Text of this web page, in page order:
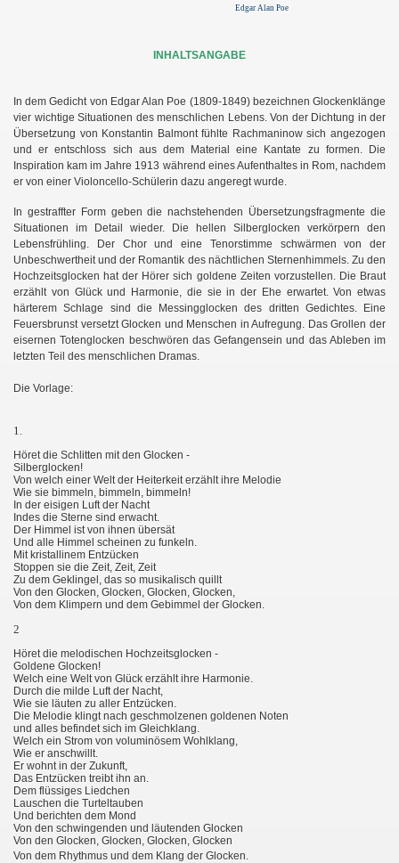
Edgar Alan Poe
INHALTSANGABE
In dem Gedicht von Edgar Alan Poe (1809-1849) bezeichnen Glockenklänge
vier wichtige Situationen des menschlichen Lebens. Von der Dichtung in der
Übersetzung von Konstantin Balmont fühlte Rachmaninow sich angezogen
und er entschloss sich aus dem Material eine Kantate zu formen. Die
Inspiration kam im Jahre 1913 während eines Aufenthaltes in Rom, nachdem
er von einer Violoncello-Schülerin dazu angeregt wurde.
In gestraffter Form geben die nachstehenden Übersetzungsfragmente die
Situationen im Detail wieder. Die hellen Silberglocken verkörpern den
Lebensfrühling. Der Chor und eine Tenorstimme schwärmen von der
Unbeschwertheit und der Romantik des nächtlichen Sternenhimmels. Zu den
Hochzeitsglocken hat der Hörer sich goldene Zeiten vorzustellen. Die Braut
erzählt von Glück und Harmonie, die sie in der Ehe erwartet. Von etwas
härterem Schlage sind die Messingglocken des dritten Gedichtes. Eine
Feuersbrunst versetzt Glocken und Menschen in Aufregung. Das Grollen der
eisernen Totenglocken beschwören das Gefangensein und das Ableben im
letzten Teil des menschlichen Dramas.
Die Vorlage:
1.
Höret die Schlitten mit den Glocken -
Silberglocken!
Von welch einer Welt der Heiterkeit erzählt ihre Melodie
Wie sie bimmeln, bimmeln, bimmeln!
In der eisigen Luft der Nacht
Indes die Sterne sind erwacht.
Der Himmel ist von ihnen übersät
Und alle Himmel scheinen zu funkeln.
Mit kristallinem Entzücken
Stoppen sie die Zeit, Zeit, Zeit
Zu dem Geklingel, das so musikalisch quillt
Von den Glocken, Glocken, Glocken, Glocken,
Von dem Klimpern und dem Gebimmel der Glocken.
2
Höret die melodischen Hochzeitsglocken -
Goldene Glocken!
Welch eine Welt von Glück erzählt ihre Harmonie.
Durch die milde Luft der Nacht,
Wie sie läuten zu aller Entzücken.
Die Melodie klingt nach geschmolzenen goldenen Noten
und alles befindet sich im Gleichklang.
Welch ein Strom von voluminösem Wohlklang,
Wie er anschwillt.
Er wohnt in der Zukunft,
Das Entzücken treibt ihn an.
Dem flüssiges Liedchen
Lauschen die Turteltauben
Und berichten dem Mond
Von den schwingenden und läutenden Glocken
Von den Glocken, Glocken, Glocken, Glocken
Von dem Rhythmus und dem Klang der Glocken.